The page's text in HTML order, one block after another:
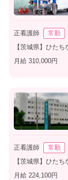
正看護師 常勤
【茨城県】ひたち
月給 310,000円
正看護師 常勤
【茨城県】ひたち
月給 224,100円